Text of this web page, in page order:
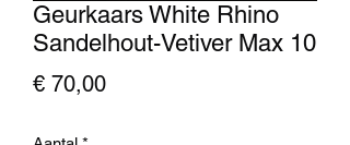
Geurkaars White Rhino
Sandelhout-Vetiver Max 10
€ 70,00Prijs